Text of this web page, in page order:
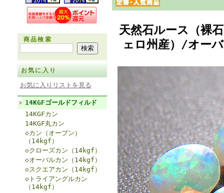
商品検索
お気に入り
お気に入りリストを見る
14KGFゴールドフィルド
14KGFカン
14KGF丸カン
◇カン（オープン）
（14kgf）
◇クローズカン（14kgf）
◇オーバルカン（14kgf）
◇スクエアカン（14kgf）
◇トライアングルカン
（14kgf）
天然石ルース（裸
ェロ州産）/オー